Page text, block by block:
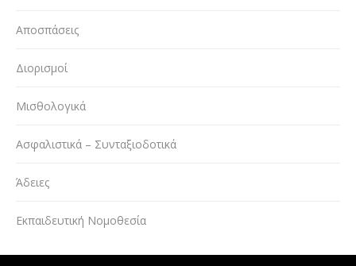
Αποσπάσεις
Διορισμοί
Μισθολογικά
Ασφαλιστικά – Συνταξιοδοτικά
Άδειες
Εκπαιδευτική Νομοθεσία